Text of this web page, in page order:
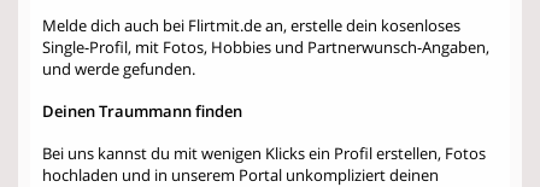
Melde dich auch bei Flirtmit.de an, erstelle dein kosenloses
Single-Profil, mit Fotos, Hobbies und Partnerwunsch-Angaben,
und werde gefunden.
Deinen Traummann finden
Bei uns kannst du mit wenigen Klicks ein Profil erstellen, Fotos
hochladen und in unserem Portal unkompliziert deinen